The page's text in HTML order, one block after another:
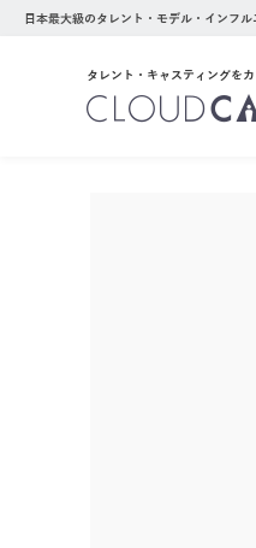
日本最大級のタレント・モデル・インフ
タレント・キャスティングを